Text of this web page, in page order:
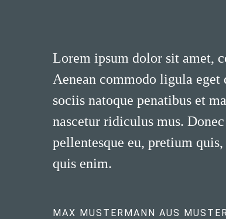
Lorem ipsum dolor sit amet,
Aenean commodo ligula eget
sociis natoque penatibus et
nascetur ridiculus mus.
pellentesque eu, pretium
quis enim.
MAX MUSTERMANN AUS